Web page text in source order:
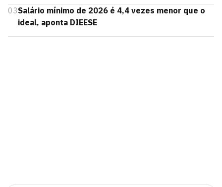
03Salário mínimo de 2026 é 4,4 vezes menor que o
ideal, aponta DIEESE